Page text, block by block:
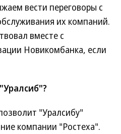
вести переговоры с
их компаний.
вместе с
Новикомбанка, если
"Уралсибу"
компании "Ростеха".